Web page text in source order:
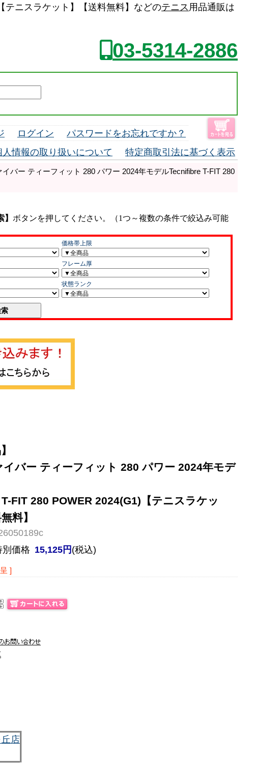
テニスラケット】【送料無料】などのテニス用品通販は
03-5314-2886
ログイン
パスワードをお忘れですか？
人情報の取り扱いについて 特定商取引法に基づく表示
バー ティーフィット 280 パワー 2024年モデルTecnifibre T-FIT 280
イバー ティーフィット 280 パワー 2024年モデ
FIT 280 POWER 2024(G1)【テニスラケッ
料】
別価格 15,125円 (税込)
]
店